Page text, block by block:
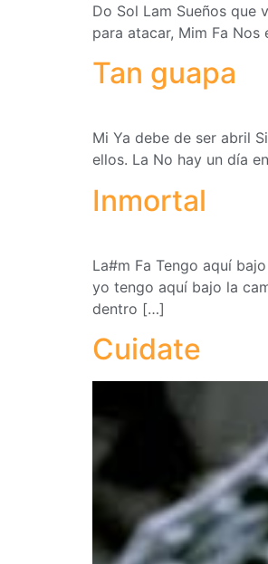
Do Sol Lam Sueños que
para atacar, Mim Fa
Tan guapa
Mi Ya debe de ser abril
ellos. La No hay un día
Inmortal
La#m Fa Tengo aquí
yo tengo aquí bajo la
dentro […]
Cuidate